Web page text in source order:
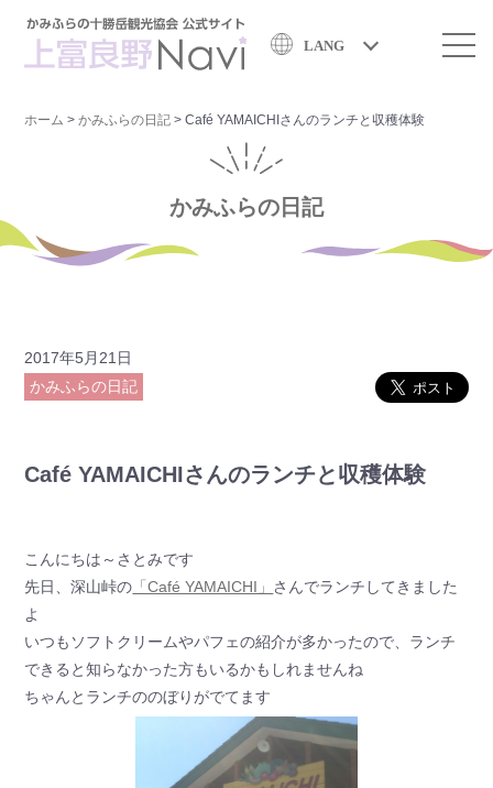
LANG
ホーム >かみふらの日記 >Café YAMAICHIさんのランチと収穫体験
かみふらの日記
2017年5月21日
かみふらの日記
Café YAMAICHIさんのランチと収穫体験
こんにちは～さとみです
先日、深山峠の 「Café YAMAICHI」 さんでランチしてきました
よ
いつもソフトクリームやパフェの紹介が多かったので、ランチ
できると知らなかった方もいるかもしれませんね
ちゃんとランチののぼりがでてます